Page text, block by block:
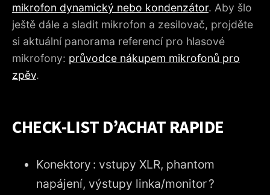
mikrofon dynamický nebo kondenzátor. Aby šlo
ještě dále a sladit mikrofon a zesilovač, projděte
si aktuální panorama referencí pro hlasové
mikrofony: průvodce nákupem mikrofonů pro
zpěv.
CHECK-LIST D’ACHAT RAPIDE
Konektory : vstupy XLR, phantom
napájení, výstupy linka/monitor ?